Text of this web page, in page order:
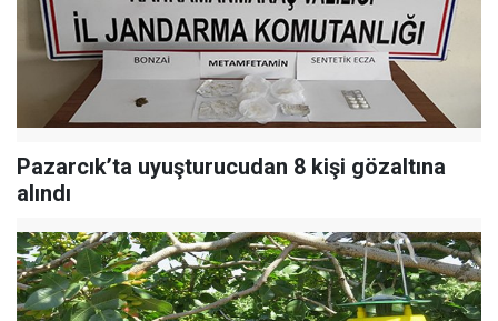
Pazarcık’ta uyuşturucudan 8 kişi gözaltına
alındı